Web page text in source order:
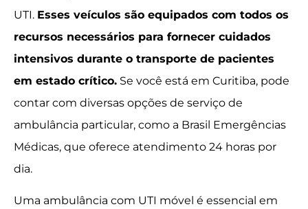
UTI. Esses veículos são equipados com todos os
recursos necessários para fornecer cuidados
intensivos durante o transporte de pacientes
em estado crítico. Se você está em Curitiba, pode
contar com diversas opções de serviço de
ambulância particular, como a Brasil Emergências
Médicas, que oferece atendimento 24 horas por
dia.
Uma ambulância com UTI móvel é essencial em